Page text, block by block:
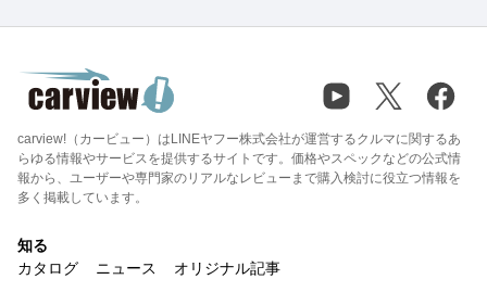
carview!（カービュー）はLINEヤフー株式会社が運営するクルマに関するあ
らゆる情報やサービスを提供するサイトです。価格やスペックなどの公式情
報から、ユーザーや専門家のリアルなレビューまで購入検討に役立つ情報を
多く掲載しています。
知る
カタログ
ニュース オリジナル記事